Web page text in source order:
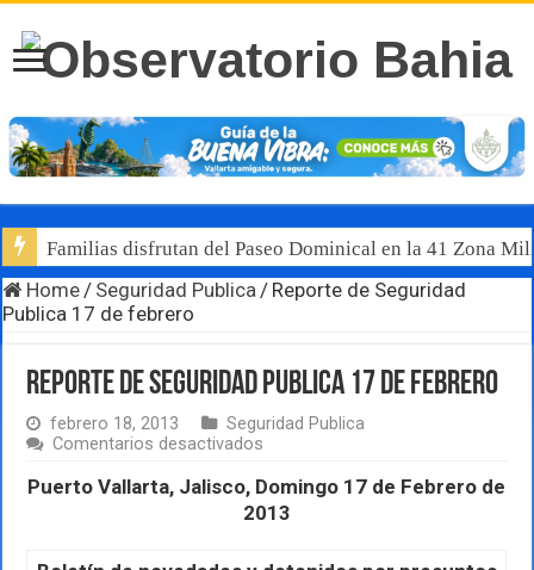
Familias disfrutan del Paseo Dominical en la 41 Zona
Home / Seguridad Publica / Reporte de Seguridad
Publica 17 de febrero
Reporte de Seguridad Publica 17 de febrero
febrero 18, 2013
Seguridad Publica
Comentarios desactivados
de
Seguridad
Publica
de
Puerto Vallarta, Jalisco, Domingo 17 de Febrero de
2013